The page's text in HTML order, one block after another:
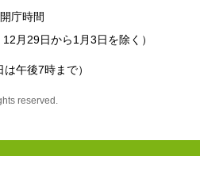
開庁時間
12月29日から1月3日を除く）
午後7時まで）
reserved.